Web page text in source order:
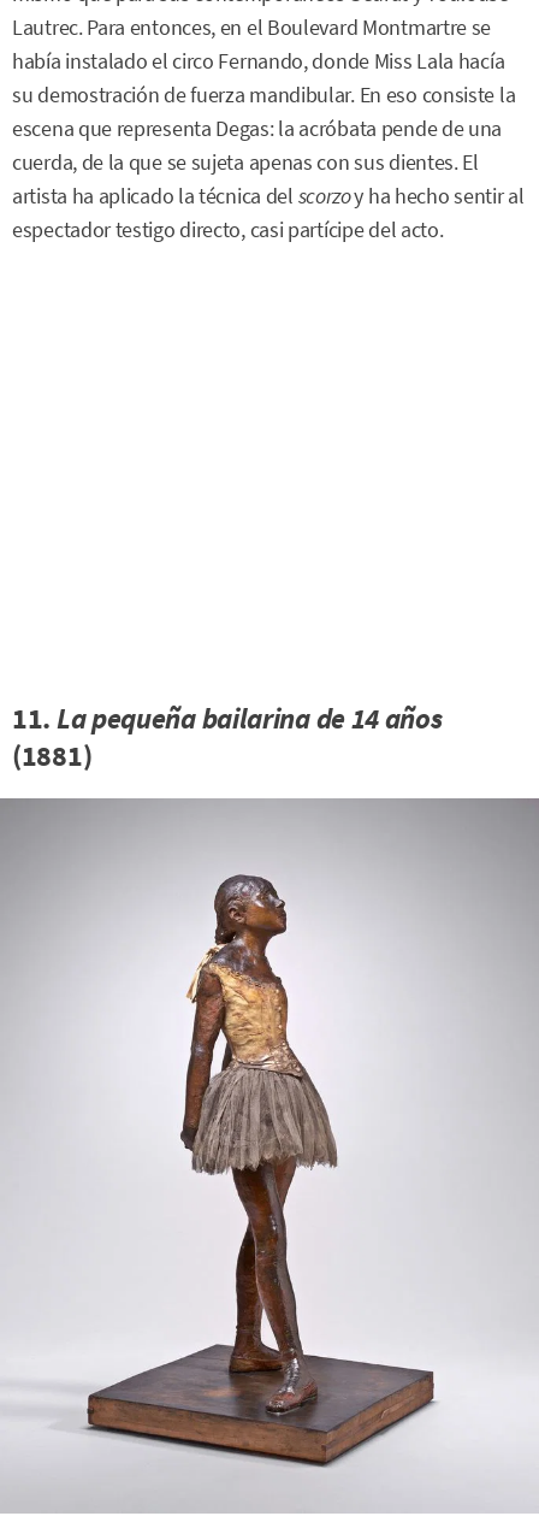
Lautrec. Para entonces, en el Boulevard Montmartre se
había instalado el circo Fernando, donde Miss Lala hacía
su demostración de fuerza mandibular. En eso consiste la
escena que representa Degas: la acróbata pende de una
cuerda, de la que se sujeta apenas con sus dientes. El
artista ha aplicado la técnica del scorzoy ha hecho sentir al
espectador testigo directo, casi partícipe del acto.
11.La pequeña bailarina de 14 años
(1881)